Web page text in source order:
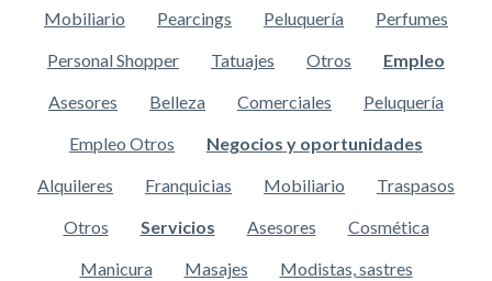
Mobiliario Pearcings Peluquería
Perfumes
Personal Shopper
Tatuajes Otros
Empleo
Asesores
Belleza Comerciales
Peluquería
Empleo Otros
Negocios y oportunidades
Alquileres
Franquicias Mobiliario
Traspasos
Otros
Servicios Asesores
Cosmética
Manicura
Masajes
Modistas, sastres